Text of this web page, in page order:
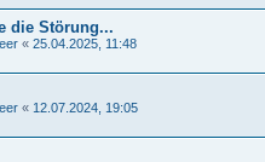
die Störung...
« 25.04.2025, 11:48
« 12.07.2024, 19:05